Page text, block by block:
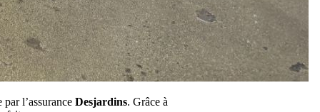
par l’assurance Desjardins. Grâce à